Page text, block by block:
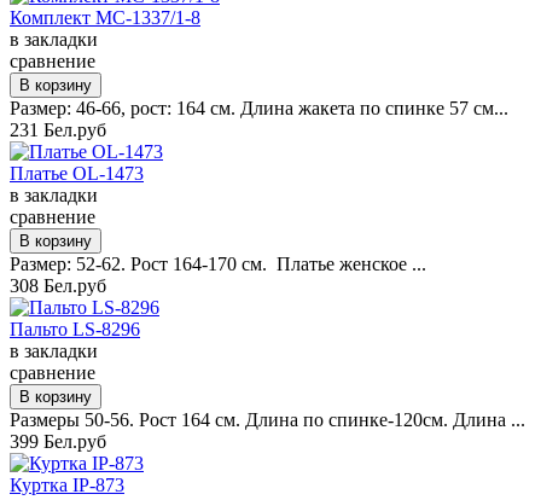
Комплект MC-1337/1-8
в закладки
сравнение
Размер: 46-66, рост: 164 см. Длина жакета по спинке 57 см...
231 Бел.руб
Платье OL-1473
в закладки
сравнение
Размер: 52-62. Рост 164-170 см. Платье женское ...
308 Бел.руб
Пальто LS-8296
в закладки
сравнение
Размеры 50-56. Рост 164 см. Длина по спинке-120см. Длина ...
399 Бел.руб
Куртка IP-873